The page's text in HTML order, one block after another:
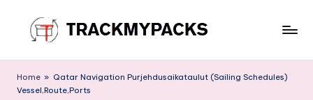
content
r
Home » Qatar Navigation Purjehdusaikataulut (Sailing Schedules)
Vessel,Route,Ports